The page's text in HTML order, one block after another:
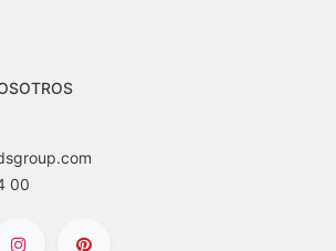
00